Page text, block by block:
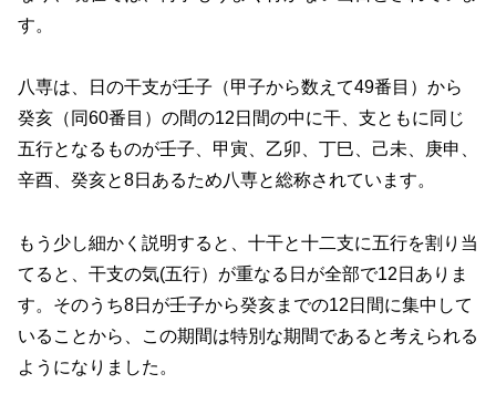
す。
八専は、日の干支が壬子（甲子から数えて49番目）から
癸亥（同60番目）の間の12日間の中に干、支ともに同じ
五行となるものが壬子、甲寅、乙卯、丁巳、己未、庚申、
辛酉、癸亥と8日あるため八専と総称されています。
もう少し細かく説明すると、十干と十二支に五行を割り当
てると、干支の気(五行）が重なる日が全部で12日ありま
す。そのうち8日が壬子から癸亥までの12日間に集中して
いることから、この期間は特別な期間であると考えられる
ようになりました。